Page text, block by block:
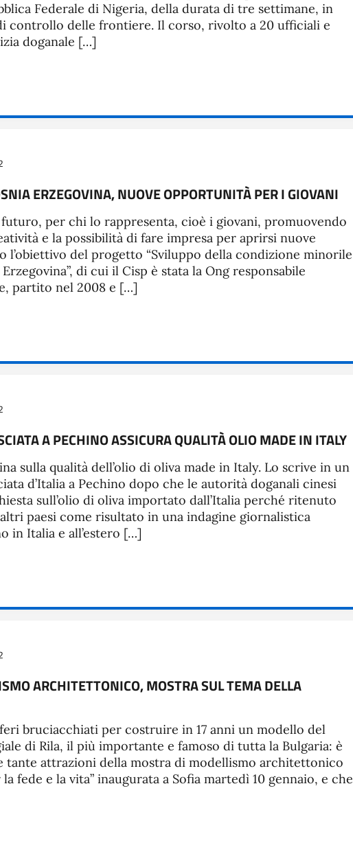
Federale di Nigeria, della durata di tre settimane, in
controllo delle frontiere. Il corso, rivolto a 20 ufficiali e
doganale […]
ERZEGOVINA, NUOVE OPPORTUNITÀ PER I GIOVANI
per chi lo rappresenta, cioè i giovani, promuovendo
e la possibilità di fare impresa per aprirsi nuove
l’obiettivo del progetto “Sviluppo della condizione minorile
di cui il Cisp è stata la Ong responsabile
partito nel 2008 e […]
A PECHINO ASSICURA QUALITÀ OLIO MADE IN ITALY
sulla qualità dell’olio di oliva made in Italy. Lo scrive in un
d’Italia a Pechino dopo che le autorità doganali cinesi
sull’olio di oliva importato dall’Italia perché ritenuto
paesi come risultato in una indagine giornalistica
in Italia e all’estero […]
ARCHITETTONICO, MOSTRA SUL TEMA DELLA
bruciacchiati per costruire in 17 anni un modello del
di Rila, il più importante e famoso di tutta la Bulgaria: è
tante attrazioni della mostra di modellismo architettonico
fede e la vita” inaugurata a Sofia martedì 10 gennaio, e che